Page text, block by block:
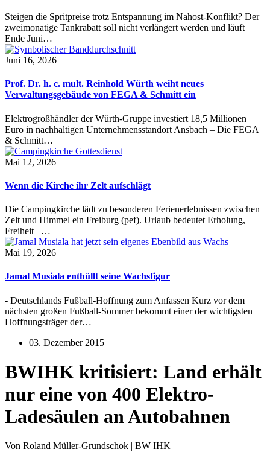
Steigen die Spritpreise trotz Entspannung im Nahost-Konflikt? Der
zweimonatige Tankrabatt soll nicht verlängert werden und läuft
Ende Juni…
Juni 16, 2026
Prof. Dr. h. c. mult. Reinhold Würth weiht neues
Verwaltungsgebäude von FEGA & Schmitt ein
Elektrogroßhändler der Würth-Gruppe investiert 18,5 Millionen
Euro in nachhaltigen Unternehmensstandort Ansbach – Die FEGA
& Schmitt…
Mai 12, 2026
Wenn die Kirche ihr Zelt aufschlägt
Die Campingkirche lädt zu besonderen Ferienerlebnissen zwischen
Zelt und Himmel ein Freiburg (pef). Urlaub bedeutet Erholung,
Freiheit –…
Mai 19, 2026
Jamal Musiala enthüllt seine Wachsfigur
- Deutschlands Fußball-Hoffnung zum Anfassen Kurz vor dem
nächsten großen Fußball-Sommer bekommt einer der wichtigsten
Hoffnungsträger der…
03. Dezember 2015
BWIHK kritisiert: Land erhält
nur eine von 400 Elektro-
Ladesäulen an Autobahnen
Von Roland Müller-Grundschok | BW IHK